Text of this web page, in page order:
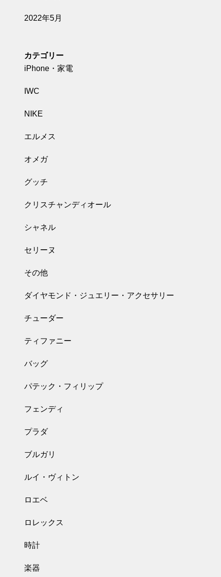
2022年5月
カテゴリー
iPhone・家電
IWC
NIKE
エルメス
オメガ
グッチ
クリスチャンディオール
シャネル
セリーヌ
その他
ダイヤモンド・ジュエリー・アクセサリー
チューダー
ティファニー
バッグ
パテック・フィリップ
フェンディ
プラダ
ブルガリ
ルイ・ヴィトン
ロエベ
ロレックス
時計
楽器